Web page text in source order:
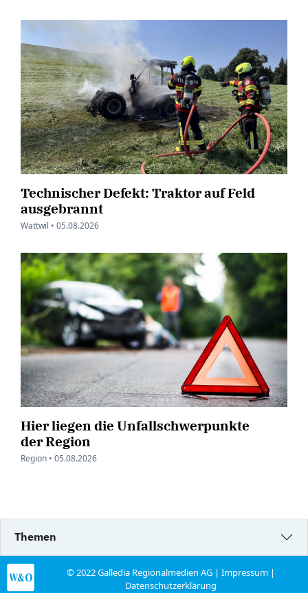
Technischer Defekt: Traktor auf Feld
ausgebrannt
Wattwil • 05.08.2026
Hier liegen die Unfallschwerpunkte
der Region
Region • 05.08.2026
Themen
© 2022 Galledia Regionalmedien AG |Impressum |
Datenschutzerklärung